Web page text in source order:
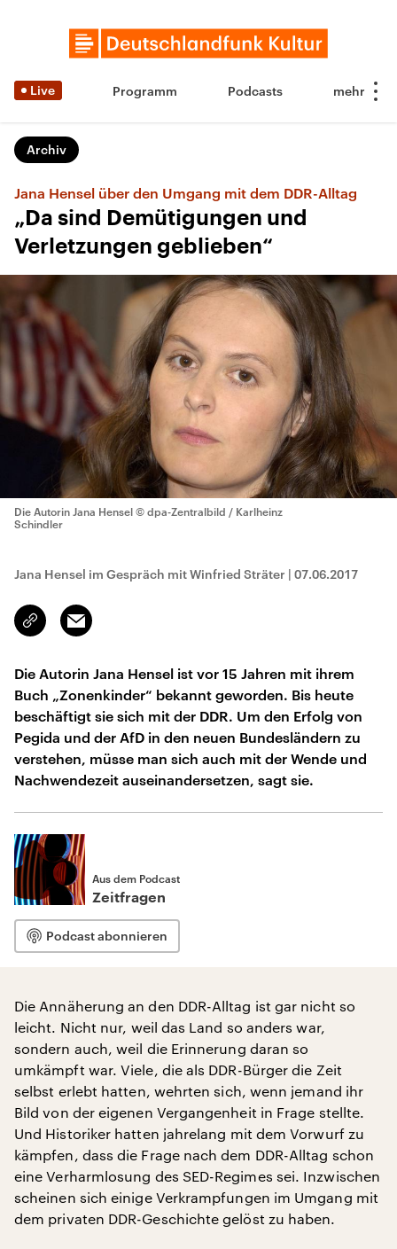
Live Programm Podcasts
Archiv
Jana Hensel über den Umgang mit dem DDR-Alltag
„Da sind Demütigungen und
Verletzungen geblieben“
Die Autorin Jana Hensel © dpa-Zentralbild / Karlheinz
Schindler
Jana Hensel im Gespräch mit Winfried Sträter | 07.06.2017
Link
kopieren/teilen
Email
Die Autorin Jana Hensel ist vor 15 Jahren mit ihrem
Buch „Zonenkinder“ bekannt geworden. Bis heute
beschäftigt sie sich mit der DDR. Um den Erfolg von
Pegida und der AfD in den neuen Bundesländern zu
verstehen, müsse man sich auch mit der Wende und
Nachwendezeit auseinandersetzen, sagt sie.
Aus dem Podcast
Zeitfragen
Podcast abonnieren
Die Annäherung an den DDR-Alltag ist gar nicht so
leicht. Nicht nur, weil das Land so anders war,
sondern auch, weil die Erinnerung daran so
umkämpft war. Viele, die als DDR-Bürger die Zeit
selbst erlebt hatten, wehrten sich, wenn jemand ihr
Bild von der eigenen Vergangenheit in Frage stellte.
Und Historiker hatten jahrelang mit dem Vorwurf zu
kämpfen, dass die Frage nach dem DDR-Alltag schon
eine Verharmlosung des SED-Regimes sei. Inzwischen
scheinen sich einige Verkrampfungen im Umgang mit
dem privaten DDR-Geschichte gelöst zu haben.